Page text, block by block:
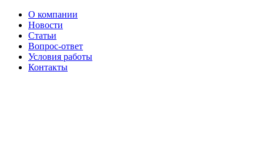
О компании
Новости
Статьи
Вопрос-ответ
Условия работы
Контакты